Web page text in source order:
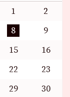
1
2
8
9
15
16
22
23
29
30